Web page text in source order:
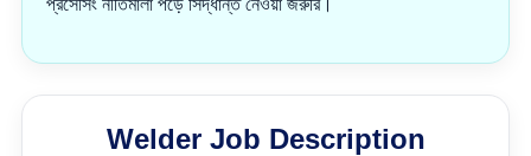
প্রসেসিং নীতিমালা পড়ে সিদ্ধান্ত নেওয়া জরুরি।
Welder Job Description